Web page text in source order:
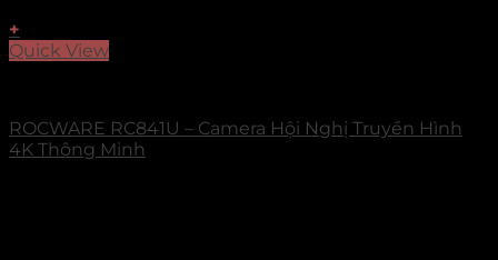
+
Quick View
ROCWARE RC841U – Camera Hội Nghị Truyền Hình
4K Thông Minh